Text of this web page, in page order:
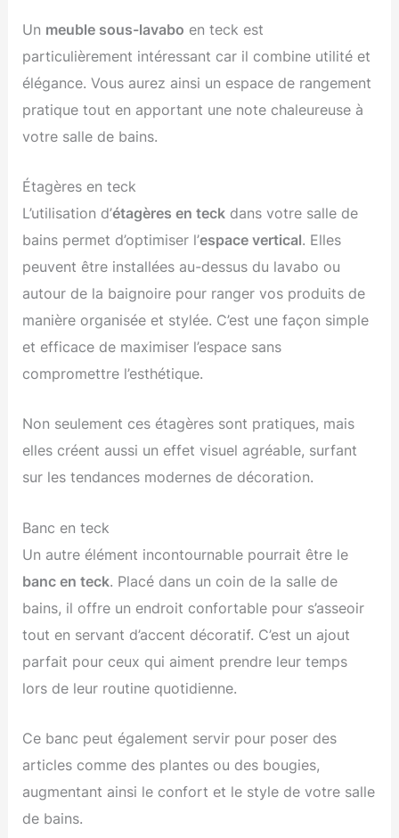
Un meuble sous-lavabo en teck est
particulièrement intéressant car il combine utilité et
élégance. Vous aurez ainsi un espace de rangement
pratique tout en apportant une note chaleureuse à
votre salle de bains.
Étagères en teck
L’utilisation d’étagères en teck dans votre salle de
bains permet d’optimiser l’espace vertical. Elles
peuvent être installées au-dessus du lavabo ou
autour de la baignoire pour ranger vos produits de
manière organisée et stylée. C’est une façon simple
et efficace de maximiser l’espace sans
compromettre l’esthétique.
Non seulement ces étagères sont pratiques, mais
elles créent aussi un effet visuel agréable, surfant
sur les tendances modernes de décoration.
Banc en teck
Un autre élément incontournable pourrait être le
banc en teck. Placé dans un coin de la salle de
bains, il offre un endroit confortable pour s’asseoir
tout en servant d’accent décoratif. C’est un ajout
parfait pour ceux qui aiment prendre leur temps
lors de leur routine quotidienne.
Ce banc peut également servir pour poser des
articles comme des plantes ou des bougies,
augmentant ainsi le confort et le style de votre salle
de bains.